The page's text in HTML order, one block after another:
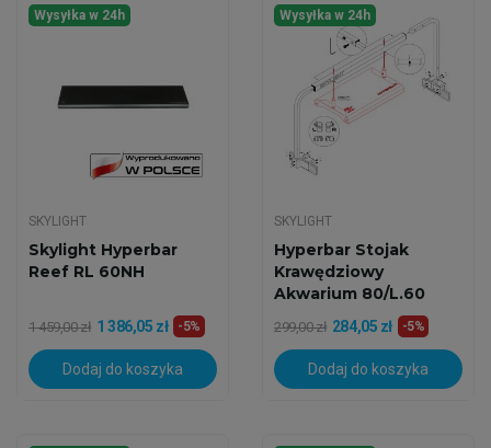
Wysyłka w 24h
SKYLIGHT
Skylight Hyperbar
Reef RL 60NH
1 459,00 zł 1 386,05 zł -5%
Dodaj do koszyka
Wysyłka w 24h
SKYLIGHT
Hyperbar Stojak
Krawędziowy
Akwarium 80/L.60
299,00 zł 284,05 zł -5%
Dodaj do koszyka